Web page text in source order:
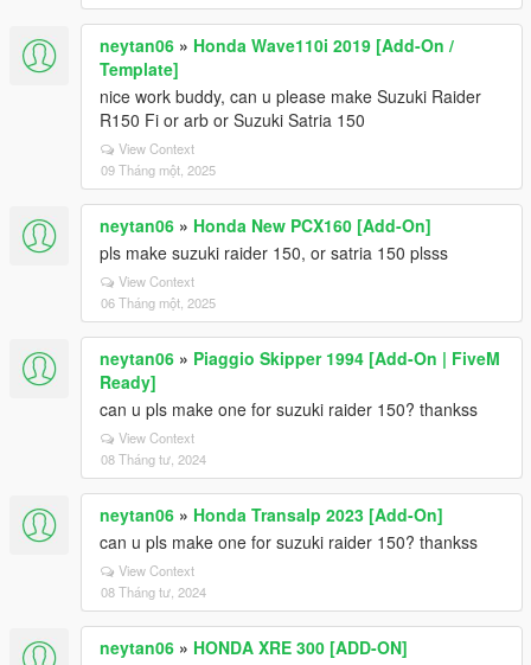
neytan06 » Honda Wave110i 2019 [Add-On /
Template]
nice work buddy, can u please make Suzuki Raider
R150 Fi or arb or Suzuki Satria 150
View Context
09 Tháng một, 2025
neytan06 » Honda New PCX160 [Add-On]
pls make suzuki raider 150, or satria 150 plsss
View Context
06 Tháng một, 2025
neytan06 » Piaggio Skipper 1994 [Add-On | FiveM
Ready]
can u pls make one for suzuki raider 150? thankss
View Context
08 Tháng tư, 2024
neytan06 » Honda Transalp 2023 [Add-On]
can u pls make one for suzuki raider 150? thankss
View Context
08 Tháng tư, 2024
neytan06 » HONDA XRE 300 [ADD-ON]